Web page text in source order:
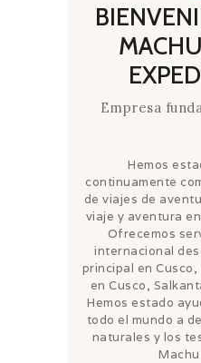
Empresa
Hemos
continuamente
de viajes de
viaje y aventura
Ofrecemos
internacional
principal en
en Cusco,
Hemos estado
todo el mundo a
naturales y los